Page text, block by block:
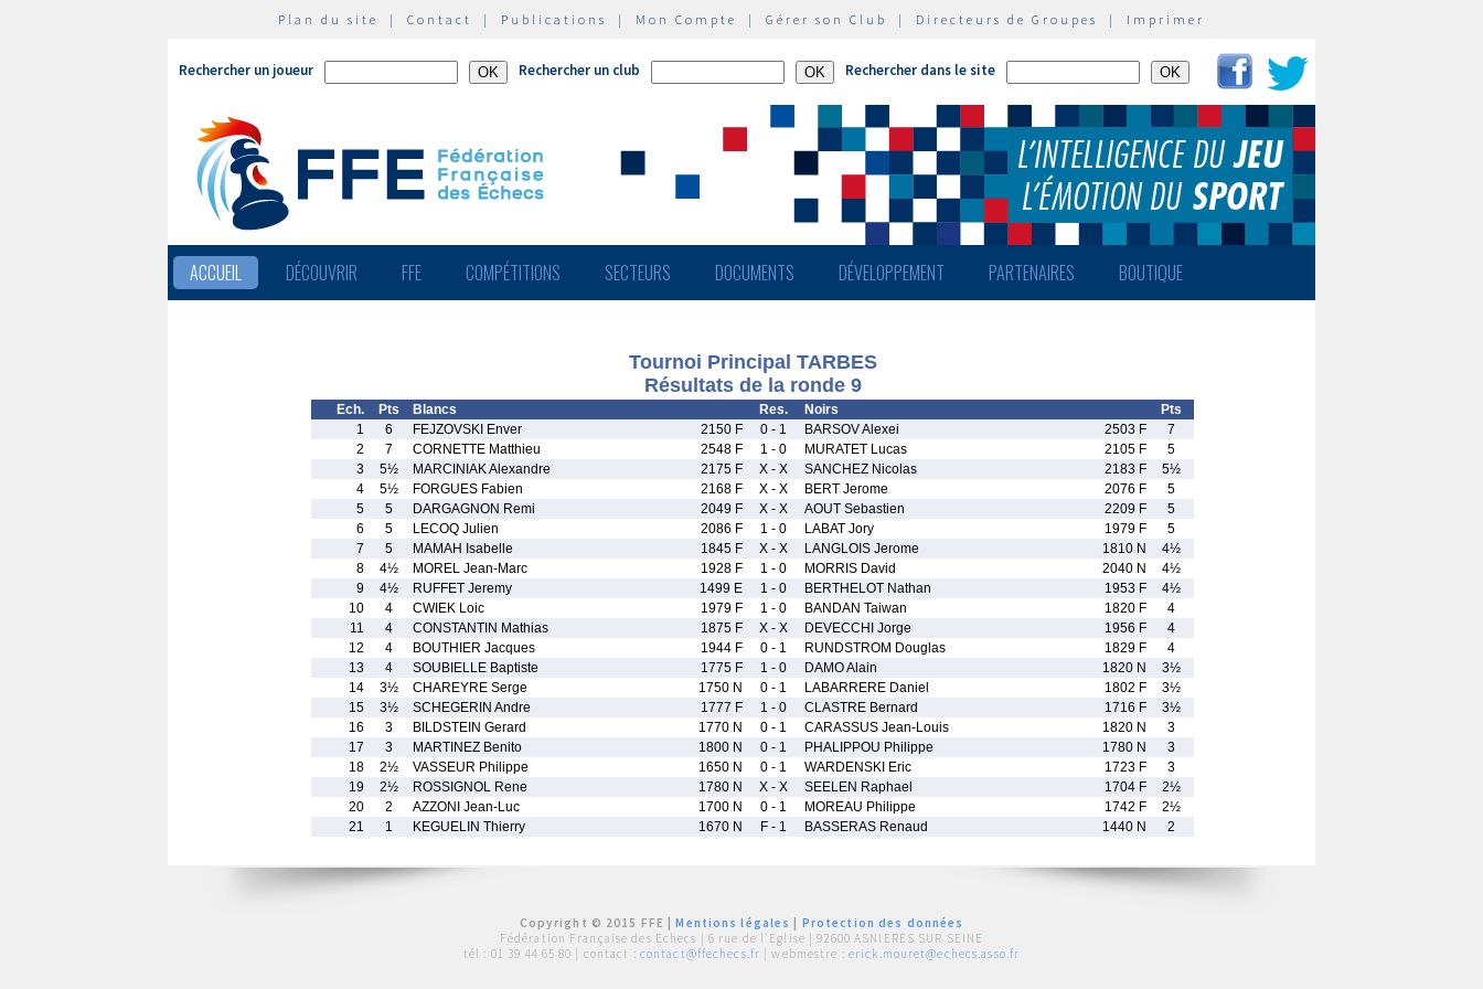
Plan du site | Contact | Publications | Mon Compte | Gérer son Club | Directeurs de Groupes | Imprimer
Rechercher un joueur Rechercher un club Rechercher dans le site
ACCUEIL DÉCOUVRIR FFE COMPÉTITIONS SECTEURS DOCUMENTS DÉVELOPPEMENT PARTENAIRES BOUTIQUE
Tournoi Principal TARBES
Résultats de la ronde 9
Ech. Pts Blancs Res. Noirs
Pts
1
6 FEJZOVSKI Enver 2150 F 0 - 1 BARSOV Alexei 2503 F
7
2
7 CORNETTE Matthieu 2548 F 1 - 0 MURATET Lucas 2105 F
5
3
5½ MARCINIAK Alexandre 2175 F X - X SANCHEZ Nicolas 2183 F
5½
4
5½ FORGUES Fabien 2168 F X - X BERT Jerome 2076 F
5
5
5 DARGAGNON Remi 2049 F X - X AOUT Sebastien 2209 F
5
6
5 LECOQ Julien 2086 F 1 - 0 LABAT Jory 1979 F
5
7
5 MAMAH Isabelle 1845 F X - X LANGLOIS Jerome 1810 N
4½
8
4½ MOREL Jean-Marc 1928 F 1 - 0 MORRIS David 2040 N
4½
9
4½ RUFFET Jeremy 1499 E 1 - 0 BERTHELOT Nathan 1953 F
4½
10
4 CWIEK Loic 1979 F 1 - 0 BANDAN Taiwan 1820 F
4
11
4 CONSTANTIN Mathias 1875 F X - X DEVECCHI Jorge 1956 F
4
12
4 BOUTHIER Jacques 1944 F 0 - 1 RUNDSTROM Douglas 1829 F
4
13
4 SOUBIELLE Baptiste 1775 F 1 - 0 DAMO Alain 1820 N
3½
14
3½ CHAREYRE Serge 1750 N 0 - 1 LABARRERE Daniel 1802 F
3½
15
3½ SCHEGERIN Andre 1777 F 1 - 0 CLASTRE Bernard 1716 F
3½
16
3 BILDSTEIN Gerard 1770 N 0 - 1 CARASSUS Jean-Louis 1820 N
3
17
3 MARTINEZ Benito 1800 N 0 - 1 PHALIPPOU Philippe 1780 N
3
18
2½ VASSEUR Philippe 1650 N 0 - 1 WARDENSKI Eric 1723 F
3
19
2½ ROSSIGNOL Rene 1780 N X - X SEELEN Raphael 1704 F
2½
20
2 AZZONI Jean-Luc 1700 N 0 - 1 MOREAU Philippe 1742 F
2½
21
1 KEGUELIN Thierry 1670 N F - 1 BASSERAS Renaud 1440 N 2
Copyright © 2015 FFE |Mentions légales
Protection des données
Fédération Française des Echecs | 6 rue de l'Eglise | 92600 ASNIERES SUR SEINE
tél : 01 39 44 65 80 | contact : contact@ffechecs.fr | webmestre : erick.mouret@echecs.asso.fr